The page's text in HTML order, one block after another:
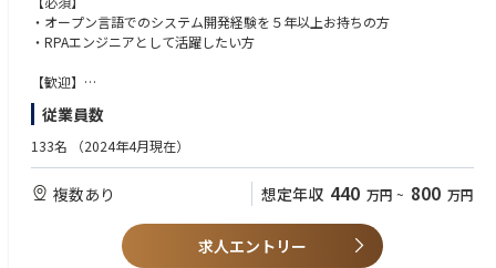
す。社員が仕事をしやすい環境を整えることが一番の生産性向上につなが
るとの考えから、フルフレックスを導入しています。
＜クライアントは大和ハウスグループ全体＞
てに関わるシステムを担っています。
出資は大和ハウス本体になりますが、売上好調かつDX推進の優先度が高い
ため、投資を惜しむことはありません。
潤沢なリソースのもと、最上流から変革を進めていくことが可能です。
・RPAの開発・保守・運用
業務ヒアリング、要件定義、基本設計、詳細設計、実装、テスト、リリー
・オープン言語でのシステム開発経験を５年以上お持ちの方
・RPAエンジニアとして活躍したい方
【歓迎】
RPA開発、運用経験をお持ちの方
【求める人物像】
・自分からソリューションを提案したい等、既存のやり方にとらわれずト
ライするのが好きな方
・業務改善が楽しいと感じる方
・開発が好きな方
従業員数
133名 （2024年4月現在）
複数あり 想定年収 440 万円 ~ 800 万円
求人エントリー